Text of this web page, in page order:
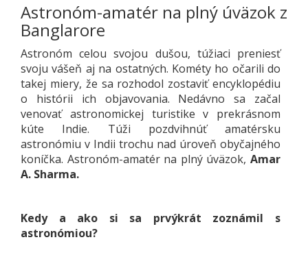
Astronóm-amatér na plný úväzok z
Banglarore
Astronóm celou svojou dušou, túžiaci preniesť
svoju vášeň aj na ostatných. Kométy ho očarili do
takej miery, že sa rozhodol zostaviť encyklopédiu
o histórii ich objavovania. Nedávno sa začal
venovať astronomickej turistike v prekrásnom
kúte Indie. Túži pozdvihnúť amatérsku
astronómiu v Indii trochu nad úroveň obyčajného
koníčka. Astronóm-amatér na plný úväzok, Amar
A. Sharma.
Kedy a ako si sa prvýkrát zoznámil s
astronómiou?